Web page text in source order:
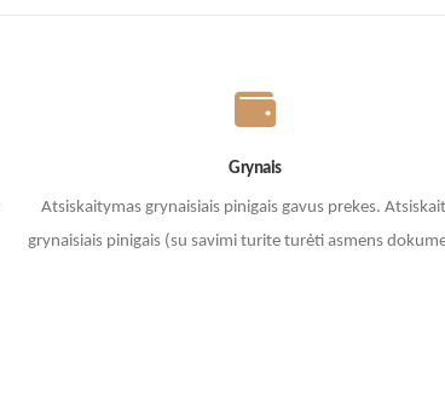
Grynais
Atsiskaitymas grynaisiais pinigais gavus prekes. A
grynaisiais pinigais (su savimi turite turėti asmens